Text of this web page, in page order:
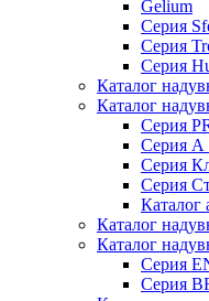
Gelium
Серия
Серия
Серия
Каталог
Каталог
Серия
Серия
Серия
Серия
Каталог
Каталог
Каталог
Серия
Серия